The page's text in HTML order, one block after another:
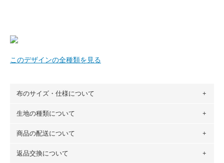
このデザインの全種類を見る
布のサイズ・仕様について
布の長さは50cm単位での販売になります。
場合 → 購入数量「7」
生地の種類について
・現在、すべてのデザインのプリントに使用している生地は
ットン（ダブルガーゼ）・100％コットン（ローン）・コッ
商品の配送について
・ネコポスでの配送は、布は2mまで型紙は2個までとなりま
返品交換について